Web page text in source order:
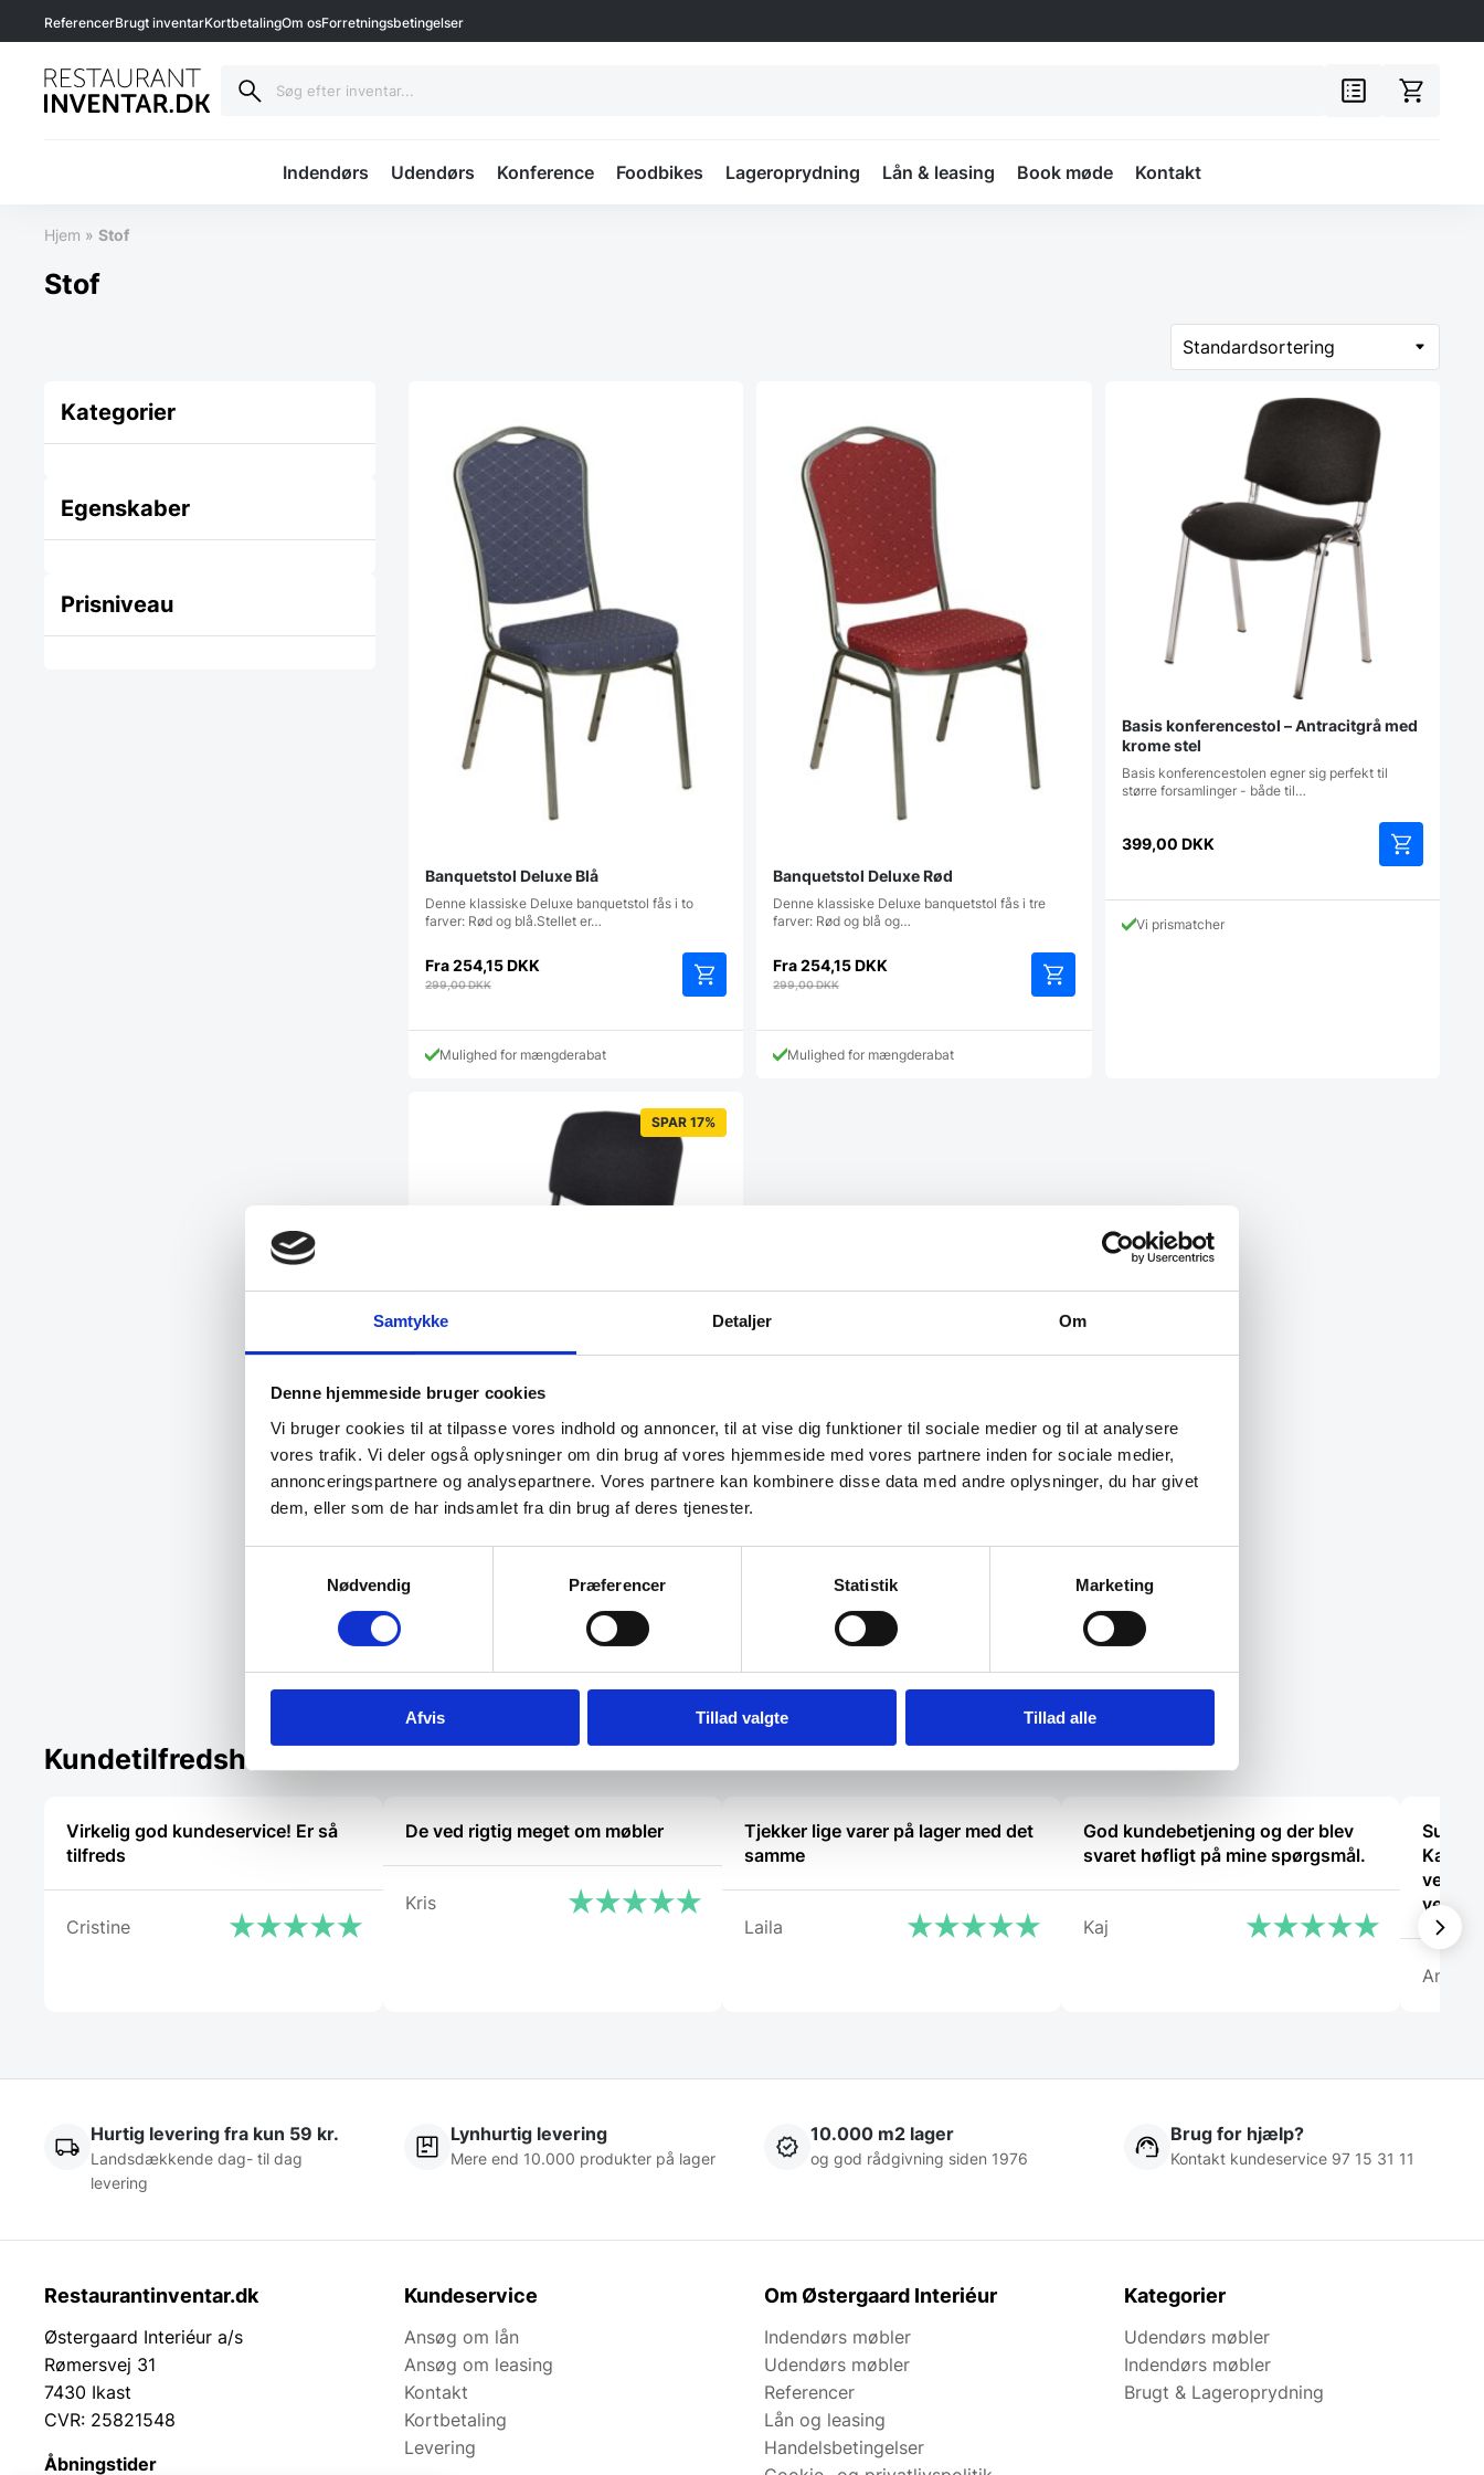
Samtykke Detaljer Om
Denne hjemmeside bruger cookies
Vi bruger cookies til at tilpasse vores indhold og annoncer, til at vise dig funktioner til sociale medier og til at analysere
vores trafik. Vi deler også oplysninger om din brug af vores hjemmeside med vores partnere inden for sociale medier,
annonceringspartnere og analysepartnere. Vores partnere kan kombinere disse data med andre oplysninger, du har givet
dem, eller som de har indsamlet fra din brug af deres tjenester.
Nødvendig
Præferencer Statistik Marketing
Afvis Tillad valgte Tillad alle
ReferencerBrugt inventarKortbetalingOm osForretningsbetingelser
Indendørs Udendørs Konference Foodbikes Lageroprydning Lån & leasing Book møde Kontakt
Hjem » Stof
Stof
Kategorier
Egenskaber
Prisniveau
Banquetstol Deluxe Blå
Denne klassiske Deluxe banquetstol fås i to
farver: Rød og blå.Stellet er…
Fra254,15DKK
299,00DKK
Mulighed for mængderabat
Banquetstol Deluxe Rød
Denne klassiske Deluxe banquetstol fås i tre
farver: Rød og blå og…
Fra254,15DKK
299,00DKK
Mulighed for mængderabat
Basis konferencestol – Antracitgrå med
krome stel
Basis konferencestolen egner sig perfekt til
større forsamlinger - både til…
399,00 DKK
Vi prismatcher
SPAR 17%
Basis konferencestol – Antracitgrå med
sort stel
Basis konferencestolen egner sig perfekt til
større forsamlinger - både til…
Kundetilfredshed
Virkelig god kundeservice! Er så
tilfreds
Cristine
De ved rigtig meget om møbler
Kris
Tjekker lige varer på lager med det
samme
Laila
God kundebetjening og der blev
svaret høfligt på mine spørgsmål.
Kaj
Super
Kanon
ved
Hurtig levering fra kun 59 kr.
Landsdækkende dag- til dag
levering
Lynhurtig levering
Mere end 10.000 produkter på lager
10.000 m2 lager
og god rådgivning siden 1976
Brug for hjælp?
Kontakt kundeservice 97 15 31 11
Restaurantinventar.dk
Østergaard Interiéur a/s
Rømersvej 31
7430 Ikast
CVR: 25821548
Åbningstider
Kundeservice
Ansøg om lån
Ansøg om leasing
Kontakt
Kortbetaling
Levering
Om Østergaard Interiéur
Indendørs møbler
Udendørs møbler
Referencer
Lån og leasing
Handelsbetingelser
Kategorier
Udendørs møbler
Indendørs møbler
Brugt & Lageroprydning